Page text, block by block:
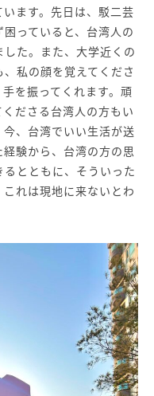
ます。先日は、駁二芸
っていると、台湾人の
た。また、大学近くの
私の顔を覚えてくださ
を振ってくれます。頑
ださる台湾人の方もい
、台湾でいい生活が送
験から、台湾の方の思
とともに、そういった
れは現地に来ないとわ